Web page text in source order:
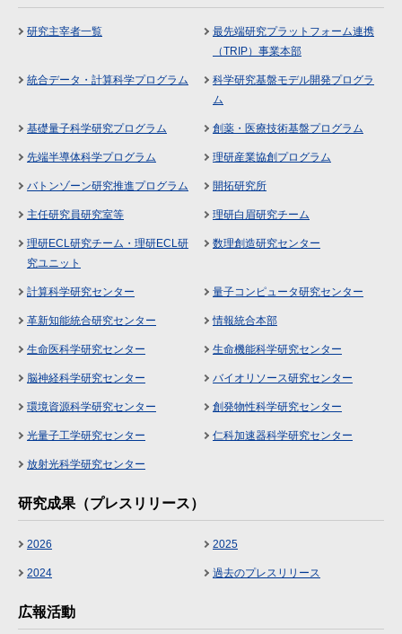
研究主宰者一覧
最先端研究プラットフォーム連携
（TRIP）事業本部
統合データ・計算科学プログラム
科学研究基盤モデル開発プログラ
ム
基礎量子科学研究プログラム 創薬・医療技術基盤プログラム
先端半導体科学プログラム 理研産業協創プログラム
バトンゾーン研究推進プログラム 開拓研究所
主任研究員研究室等 理研白眉研究チーム
理研ECL研究チーム・理研ECL研
究ユニット
数理創造研究センター
計算科学研究センター 量子コンピュータ研究センター
革新知能統合研究センター 情報統合本部
生命医科学研究センター 生命機能科学研究センター
脳神経科学研究センター バイオリソース研究センター
環境資源科学研究センター 創発物性科学研究センター
光量子工学研究センター 仁科加速器科学研究センター
放射光科学研究センター
研究成果（プレスリリース）
2026 2025
2024 過去のプレスリリース
広報活動